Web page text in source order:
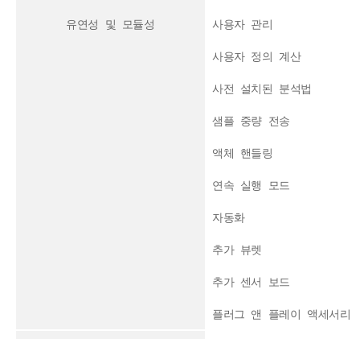
유연성 및 모듈성 사용자 관리
사용자 정의 계산
사전 설치된 분석법
샘플 중량 전송
액체 핸들링
연속 실행 모드
자동화
추가 뷰렛
추가 센서 보드
플러그 앤 플레이 액세서리